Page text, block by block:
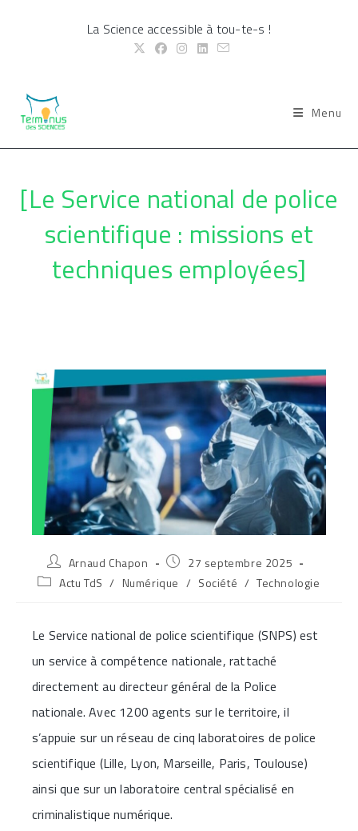
La Science accessible à tou-te-s !
Menu
[Le Service national de police
scientifique : missions et
techniques employées]
Auteur/autrice
de
la
Arnaud Chapon
Publication
publiée :
27 septembre 2025
PostActu TdS / Numérique / Société / Technologie
Le Service national de police scientifique (SNPS) est
un service à compétence nationale, rattaché
directement au directeur général de la Police
nationale. Avec 1200 agents sur le territoire, il
s’appuie sur un réseau de cinq laboratoires de police
scientifique (Lille, Lyon, Marseille, Paris, Toulouse)
ainsi que sur un laboratoire central spécialisé en
criminalistique numérique.